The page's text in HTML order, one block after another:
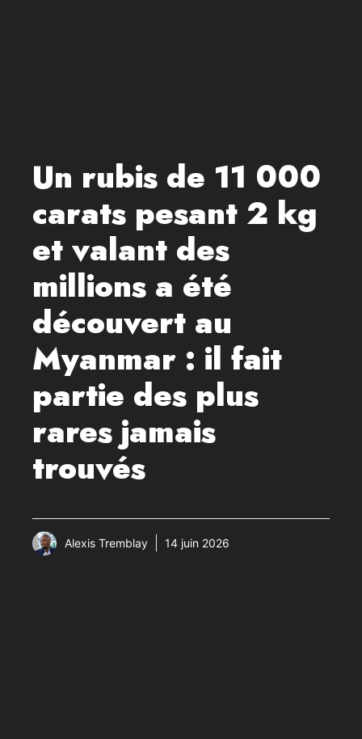
Un rubis de 11 000
carats pesant 2 kg
et valant des
millions a été
découvert au
Myanmar : il fait
partie des plus
rares jamais
trouvés
Alexis Tremblay 14 juin 2026